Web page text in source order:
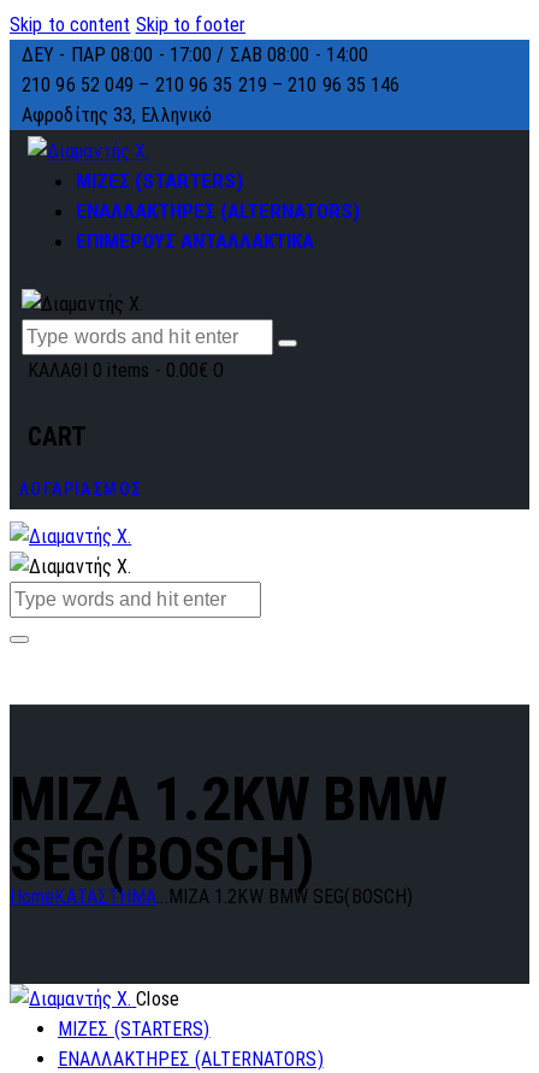
Skip to content Skip to footer
ΔΕΥ - ΠΑΡ 08:00 - 17:00 / ΣΑΒ 08:00 - 14:00
210 96 52 049 – 210 96 35 219 –210 96 35 146
Αφροδίτης 33, Ελληνικό
ΜΙΖΕΣ (STARTERS)
ΕΝΑΛΛΑΚΤΗΡΕΣ (ALTERNATORS)
ΕΠΙΜΕΡΟΥΣ ΑΝΤΑΛΛΑΚΤΙΚΑ
ΚΑΛΑΘΙ 0 items - 0.00€ 0
CART
ΛΟΓΑΡΙΑΣΜΟΣ
MIZA 1.2KW BMW
SEG(BOSCH)
Home ΚΑΤΑΣΤΗΜΑ... MIZA 1.2KW BMW SEG(BOSCH)
Close
ΜΙΖΕΣ (STARTERS)
ΕΝΑΛΛΑΚΤΗΡΕΣ (ALTERNATORS)